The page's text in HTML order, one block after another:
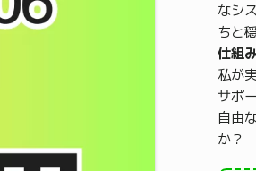
なシ
ちと
仕組み
私が
サポ
自由
か？